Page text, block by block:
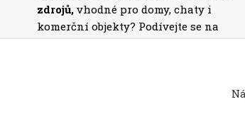
zdrojů, vhodné pro domy, chaty i
komerční objekty? Podívejte se na
naši nabídkufotovoltaických setů.